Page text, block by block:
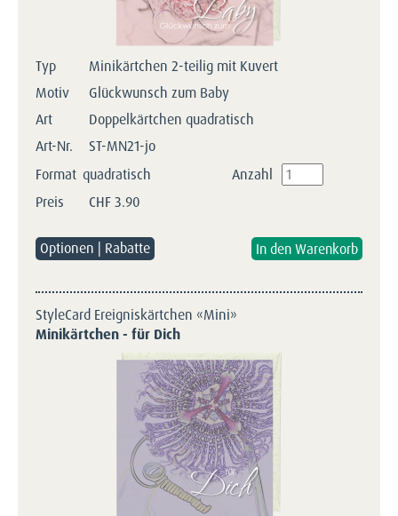
Typ
Minikärtchen 2-teilig mit Kuvert
Motiv
Glückwunsch zum Baby
Art
Doppelkärtchen quadratisch
Art-Nr.
ST-MN21-jo
Format quadratisch
Anzahl
Preis
CHF3.90
Optionen | Rabatte
StyleCard Ereigniskärtchen «Mini»
Minikärtchen - für Dich